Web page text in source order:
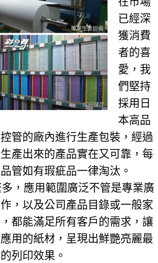
已經深
獲消費
者的喜
愛，我
們堅持
採用日
本高品
管的廠內進行生產包裝，經過
產出來的產品實在又可靠，每
管如有瑕疵品一律淘汰。
應用範圍廣泛不管是專業廣
，以及公司產品目錄或一般家
都能滿足所有客戶的需求，讓
用的紙材，呈現出鮮艷亮麗最
列印效果。